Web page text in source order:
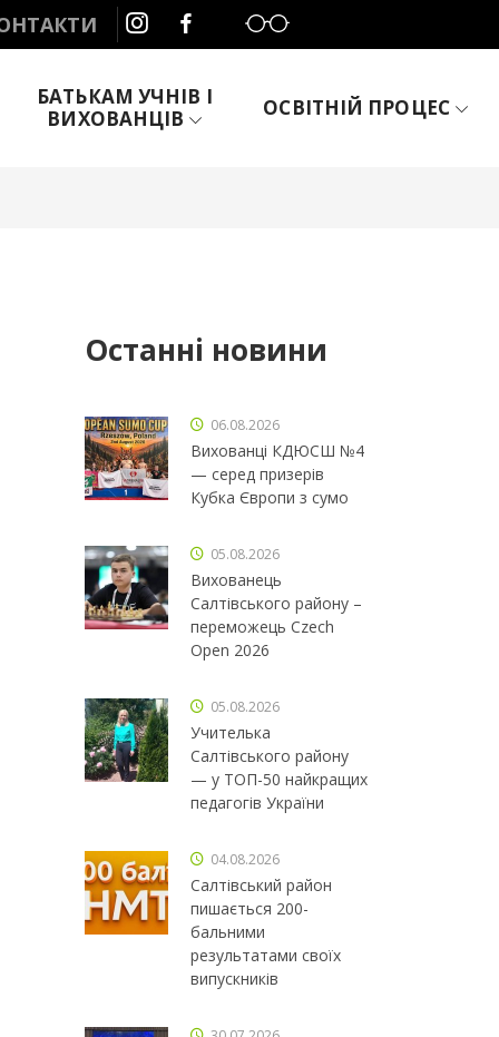
Слабозорим
БАТЬКАМ УЧНІВ І
ВИХОВАНЦІВ
ОСВІТНІЙ ПРОЦЕС
Останні новини
06.08.2026
Вихованці КДЮСШ №4
— серед призерів
Кубка Європи з сумо
05.08.2026
Вихованець
Салтівського району –
переможець Czech
Open 2026
05.08.2026
Учителька
Салтівського району
— у ТОП-50 найкращих
педагогів України
04.08.2026
Салтівський район
пишається 200-
бальними
результатами своїх
випускників